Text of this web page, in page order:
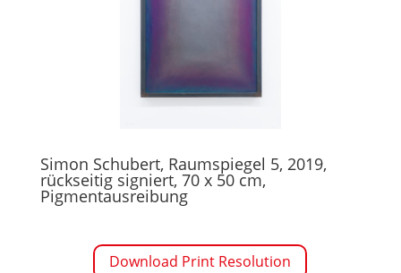
Simon Schubert, Raumspiegel 5, 2019,
rückseitig signiert, 70 x 50 cm,
Pigmentausreibung
Download Print Resolution